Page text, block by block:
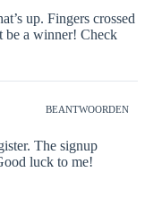
up. Fingers crossed
be a winner! Check
BEANTWOORDEN
The signup
luck to me!